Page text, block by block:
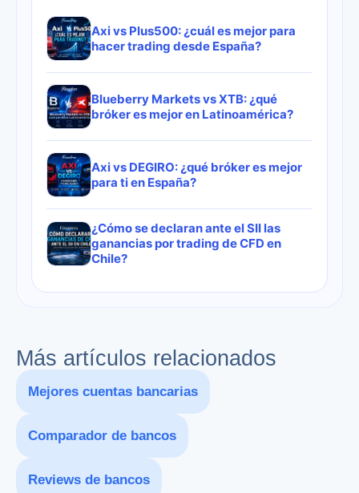
Axi vs Plus500: ¿cuál es mejor para
hacer trading desde España?
Blueberry Markets vs XTB: ¿qué
bróker es mejor en Latinoamérica?
Axi vs DEGIRO: ¿qué bróker es mejor
para ti en España?
¿Cómo se declaran ante el SII las
ganancias por trading de CFD en
Chile?
Más artículos relacionados
Mejores cuentas bancarias
Comparador de bancos
Reviews de bancos